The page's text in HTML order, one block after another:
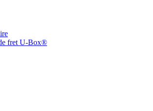
fret U-Box®